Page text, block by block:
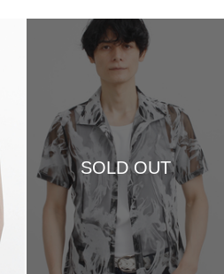
SOLD OUT